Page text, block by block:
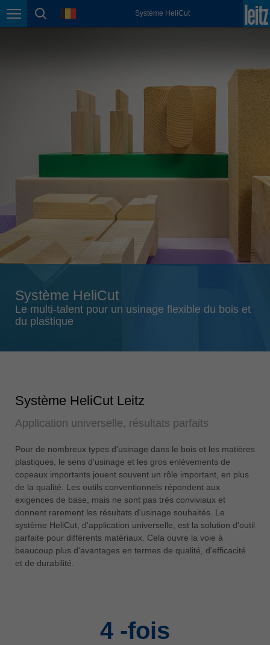
Page navigation
page search
language Système HeliCut
México
deutsch
România
Română
Schweiz
français
english
Suomi
english
Türkiye
USA
english
Việt Nam
tiếng việt
中国
Système HeliCut
Le multi-talent pour un usinage flexible du bois et
du plastique
Système HeliCut Leitz
Application universelle, résultats parfaits
Pour de nombreux types d'usinage dans le bois et les matières
plastiques, le sens d'usinage et les gros enlèvements de
copeaux importants jouent souvent un rôle important, en plus
de la qualité. Les outils conventionnels répondent aux
exigences de base, mais ne sont pas très conviviaux et
donnent rarement les résultats d'usinage souhaités. Le
système HeliCut, d'application universelle, est la solution d'outil
parfaite pour différents matériaux. Cela ouvre la voie à
beaucoup plus d'avantages en termes de qualité, d'efficacité
et de durabilité.
4 -fois